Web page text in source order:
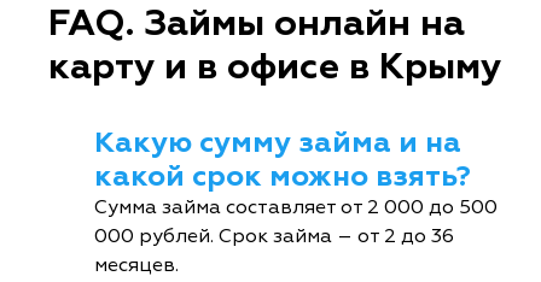
FAQ. Займы онлайн на
карту и в офисе в Крыму
Какую сумму займа и на
какой срок можно взять?
Сумма займа составляет от 2 000 до 500
000 рублей. Срок займа – от 2 до 36
месяцев.